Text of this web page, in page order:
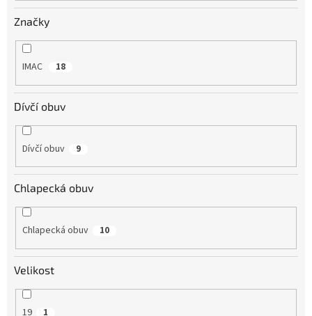
Značky
IMAC 18
Dívčí obuv
Dívčí obuv 9
Chlapecká obuv
Chlapecká obuv 10
Velikost
19 1